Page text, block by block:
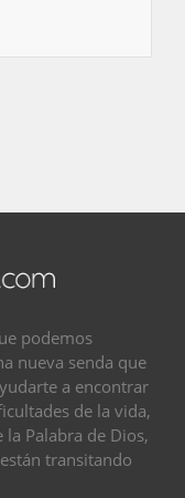
podemos
nueva senda que
a encontrar
de la vida,
Palabra de Dios,
transitando